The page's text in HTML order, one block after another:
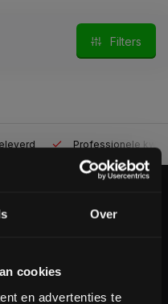
Over
cookies
en advertenties te
Filters
Professionele
je volgende